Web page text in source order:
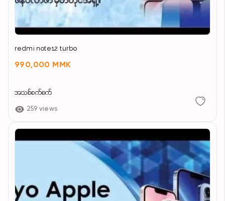
redmi note12 turbo
990,000 MMK
အသစ်စက်စက်
259 views